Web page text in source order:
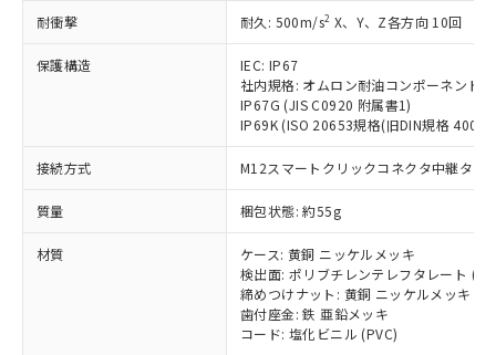
耐衝撃 耐久: 500m/s2 X、Y、Z各方向 10回
保護構造
IEC: IP67
社内規格: オムロン耐油コンポーネント
IP67G (JIS C0920 附属書1)
IP69K (ISO 20653規格(旧DIN規格
接続方式 M12スマートクリックコネクタ中継タイ
質量 梱包状態: 約55g
材質
ケース: 黄銅 ニッケルメッキ
検出面: ポリブチレンテレフタレート
締めつけナット: 黄銅 ニッケルメッキ
歯付座金: 鉄 亜鉛メッキ
コード: 塩化ビニル (PVC)
タに基づき作成されるものであり、閲
覧された時点での実際の在庫および標
準価格とは異なる場合があることをご
了承ください。
正式な納期状況および標準価格はお客
様のお取引先、またはお客様担当のオ
ムロン制御機器販売店・当社販売員に
ご相談ください。
オムロン制御機器販売店や当社販売拠
販売ネットワーク
」をご確認
在庫状況および標準価格結果を当社の
事前の承諾なく第三者に漏洩または開
示しないようお願いします。
マイパーツ機能（部品リスト作成サー
鉛(Pb) 1000ppm以下、 水銀(Hg) 1000ppm以下、 カド
ミウム(Cd) 100ppm以下、
六価クロム(Cr(Ⅵ)) 1000ppm以下、ポリ臭化ビフェニル
類(PBB) 1000ppm以下、ポリ臭化ジフェニルエーテル類
(PBDE) 1000ppm以下、フタル酸ビス(2-エチルヘキシ
ル) (DEHP)(別名：DOP) 1000ppm以下、フタル酸ブチ
ルベンジル（BBP） 1000ppm以下、フタル酸ジブチル
（DBP） 1000ppm以下、フタル酸ジイソブチル
(DIBP) 1000ppm以下
但し、RoHS指令で産業用監視および制御機器に対する
フタル酸エステル類の４物質については閾値を超える意
部品在庫の切り替え状況などにより、予定
*中国RoHS10物質の基準値 (GB/T26572)：
Pb(鉛) :1000ppm、 Hg(水銀) : 1000ppm、 Cd(カドミウ
ム) : 100ppm、
Cr(Ⅵ)(六価クロム) : 1000ppm、 PBBs(ポリ臭化ビフェ
ニル類) : 1000ppm、 PBDEs(ポリ臭化ジフェニルエーテ
DBP(フタル酸ジブチル) : 1000ppm、 DIBP(フタル酸ジ
イソブチル) : 1000ppm、 BBP(フタル酸ブチルベンジ
ル) : 1000ppm、
※2 環境保護使用期限
「ｅ」：有害物質（10物質）のすべてが基
準値以下であることを示します。
「10」：通常の使用状況下において有害物
または国外への提供する場合は、日本
国政府の輸出許可(または役務取引許
可)を取得するなどの必要な手続きを
当社は規制貨物を破棄する場合は、完
全に破砕するなど、違法に輸出されな
当社は貴社製品を、核兵器、ミサイ
ル、化学兵器、生物兵器またはその他
武器並びにこれらの製造装置等に一切
使用いたしません。
当社は、貴社製品を第三者に販売する
場合は、上記1、2および3の内容を当
該第三者に通知します。また当社は、
販売先および販売に係わる関係者が違
一定数以上の在庫あり
一定数には満たないが在庫あり
在庫なし(最新の在庫状況につ
いては、お客様のお取引先、ま
たはお客様担当のオムロン制御
機器販売店・当社販売員にご確
認ください)